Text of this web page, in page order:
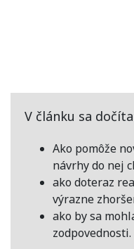
V článku sa
Ako pomôže
návrhy do nej
ako doteraz
výrazne
ako by sa
zodpovednosti.